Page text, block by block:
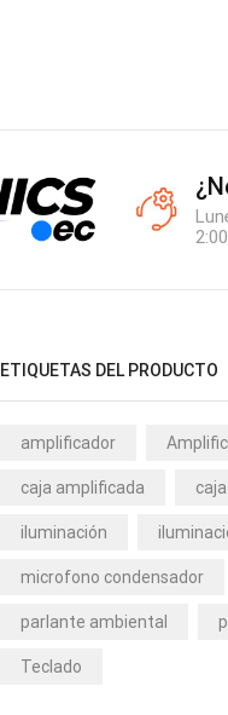
ETIQUETAS DEL PRODUCTO
amplificador
caja amplificada
iluminación
microfono condensador
parlante ambiental
Teclado